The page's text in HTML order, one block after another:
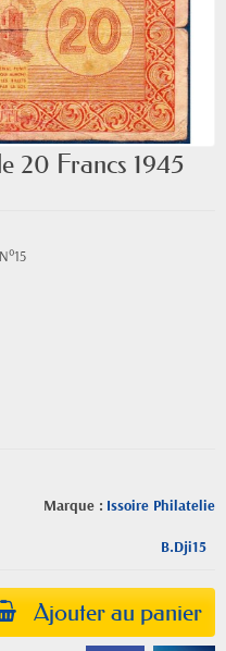
20 Francs 1945
Marque : Issoire Philatelie
B.Dji15
Ajouter au panier